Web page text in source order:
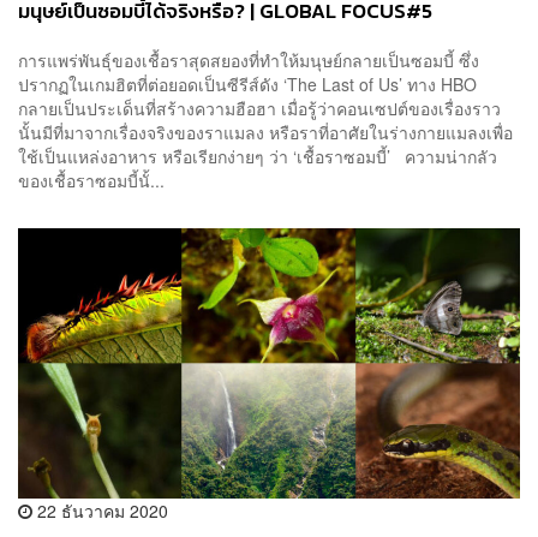
มนุษย์เป็นซอมบี้ได้จริงหรือ? | GLOBAL FOCUS#5
การแพร่พันธุ์ของเชื้อราสุดสยองที่ทำให้มนุษย์กลายเป็นซอมบี้ ซึ่ง
ปรากฏในเกมฮิตที่ต่อยอดเป็นซีรีส์ดัง ‘The Last of Us’ ทาง HBO
กลายเป็นประเด็นที่สร้างความฮือฮา เมื่อรู้ว่าคอนเซปต์ของเรื่องราว
นั้นมีที่มาจากเรื่องจริงของราแมลง หรือราที่อาศัยในร่างกายแมลงเพื่อ
ใช้เป็นแหล่งอาหาร หรือเรียกง่ายๆ ว่า ‘เชื้อราซอมบี้’ ความน่ากลัว
ของเชื้อราซอมบี้นั้...
22 ธันวาคม 2020